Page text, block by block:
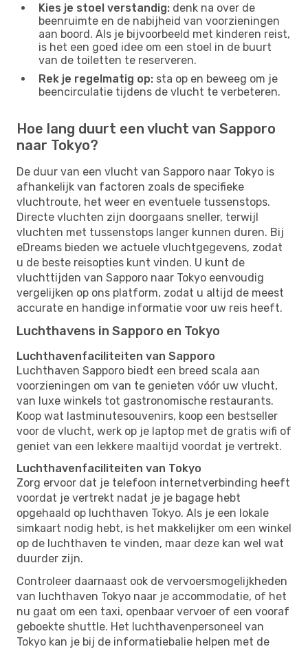
Kies je stoel verstandig: denk na over de
beenruimte en de nabijheid van voorzieningen
aan boord. Als je bijvoorbeeld met kinderen reist,
is het een goed idee om een ​​stoel in de buurt
van de toiletten te reserveren.
Rek je regelmatig op: sta op en beweeg om je
beencirculatie tijdens de vlucht te verbeteren.
Hoe lang duurt een vlucht van Sapporo
naar Tokyo?
De duur van een vlucht van Sapporo naar Tokyo is
afhankelijk van factoren zoals de specifieke
vluchtroute, het weer en eventuele tussenstops.
Directe vluchten zijn doorgaans sneller, terwijl
vluchten met tussenstops langer kunnen duren. Bij
eDreams bieden we actuele vluchtgegevens, zodat
u de beste reisopties kunt vinden. U kunt de
vluchttijden van Sapporo naar Tokyo eenvoudig
vergelijken op ons platform, zodat u altijd de meest
accurate en handige informatie voor uw reis heeft.
Luchthavens in Sapporo en Tokyo
Luchthavenfaciliteiten van Sapporo
Luchthaven Sapporo biedt een breed scala aan
voorzieningen om van te genieten vóór uw vlucht,
van luxe winkels tot gastronomische restaurants.
Koop wat lastminutesouvenirs, koop een bestseller
voor de vlucht, werk op je laptop met de gratis wifi of
geniet van een lekkere maaltijd voordat je vertrekt.
Luchthavenfaciliteiten van Tokyo
Zorg ervoor dat je telefoon internetverbinding heeft
voordat je vertrekt nadat je je bagage hebt
opgehaald op luchthaven Tokyo. Als je een lokale
simkaart nodig hebt, is het makkelijker om een ​​winkel
op de luchthaven te vinden, maar deze kan wel wat
duurder zijn.
Controleer daarnaast ook de vervoersmogelijkheden
van luchthaven Tokyo naar je accommodatie, of het
nu gaat om een ​​taxi, openbaar vervoer of een vooraf
geboekte shuttle. Het luchthavenpersoneel van
Tokyo kan je bij de informatiebalie helpen met de